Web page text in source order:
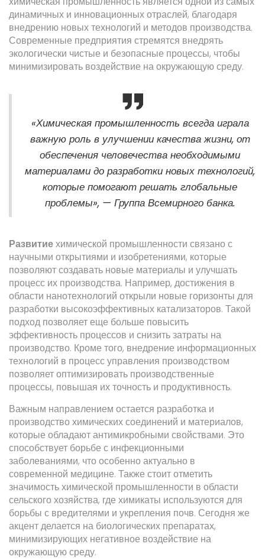
динамичных и инновационных отраслей, благодаря
внедрению новых технологий и методов производства.
Современные предприятия стремятся внедрять
экологически чистые и безопасные процессы, чтобы
минимизировать воздействие на окружающую среду.
«Химическая промышленность всегда играла
важную роль в улучшении качества жизни, от
обеспечения человечества необходимыми
материалами до разработки новых технологий,
которые помогают решать глобальные
проблемы», — Группа Всемирного банка.
Развитиехимической промышленности связано с
научными открытиями и изобретениями, которые
позволяют создавать новые материалы и улучшать
процесс их производства. Например, достижения в
области нанотехнологий открыли новые горизонты для
разработки высокоэффективных катализаторов. Такой
подход позволяет еще больше повысить
эффективность процессов и снизить затраты на
производство. Кроме того, внедрение информационных
технологий в процесс управления производством
позволяет оптимизировать производственные
процессы, повышая их точность и продуктивность.
Важным направлением остается разработка и
производство химических соединений и материалов,
которые обладают антимикробными свойствами. Это
способствует борьбе с инфекционными
заболеваниями, что особенно актуально в
современной медицине. Также стоит отметить
значимость химической промышленности в области
сельского хозяйства, где химикаты используются для
борьбы с вредителями и укрепления почв. Сегодня же
акцент делается на биологических препаратах,
минимизирующих негативное воздействие на
окружающую среду.